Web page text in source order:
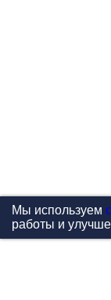
Мы используем
работы и